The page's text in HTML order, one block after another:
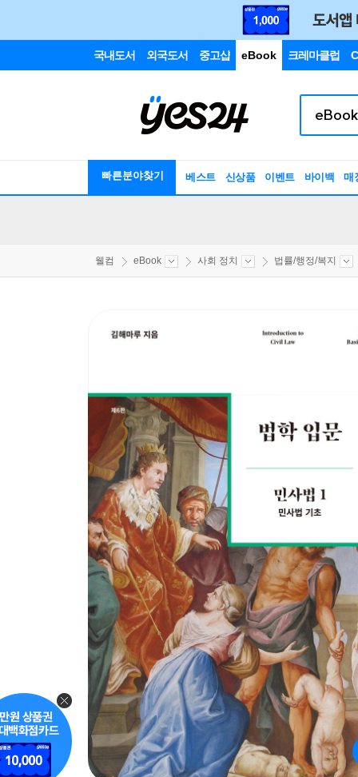
국내도서 외국도서 중고샵 eBook 크레마클럽
빠른분야찾기 베스트 신상품 이벤트 바이백 매
웰컴 eBook 사회 정치 법률/행정/복지